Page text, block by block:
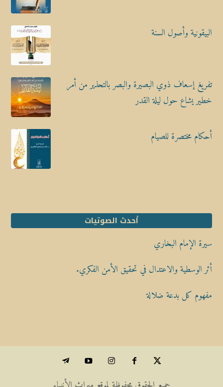
البيقونية وأصول السنة
تفريغ إسعاف ذوي البصيرة والبصر بالتحذير من أمر
خطير يشاع حول ليلة القدر
أحكام مختصرة للصيام
أحدث الصوتيات
سيرة الإمام البخاري
أثر الوسطية والاعتدال في تحقيق الأمن الفكري.
مفهوم كل بدعة ضلالة